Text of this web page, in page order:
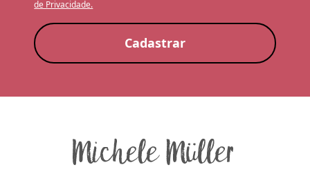
de Privacidade.
Cadastrar